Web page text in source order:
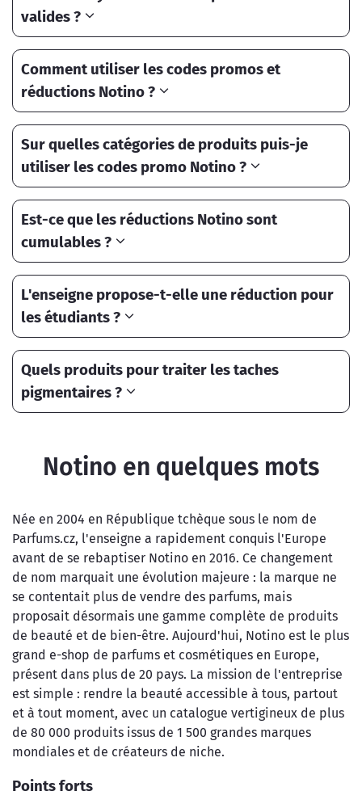
valides ?
Comment utiliser les codes promos et
réductions Notino ?
Sur quelles catégories de produits puis-je
utiliser les codes promo Notino ?
Est-ce que les réductions Notino sont
cumulables ?
L'enseigne propose-t-elle une réduction pour
les étudiants ?
Quels produits pour traiter les taches
pigmentaires ?
Notino en quelques mots
Née en 2004 en République tchèque sous le nom de
Parfums.cz, l'enseigne a rapidement conquis l'Europe
avant de se rebaptiser Notino en 2016. Ce changement
de nom marquait une évolution majeure : la marque ne
se contentait plus de vendre des parfums, mais
proposait désormais une gamme complète de produits
de beauté et de bien-être. Aujourd'hui, Notino est le plus
grand e-shop de parfums et cosmétiques en Europe,
présent dans plus de 20 pays. La mission de l'entreprise
est simple : rendre la beauté accessible à tous, partout
et à tout moment, avec un catalogue vertigineux de plus
de 80 000 produits issus de 1 500 grandes marques
mondiales et de créateurs de niche.
Points forts